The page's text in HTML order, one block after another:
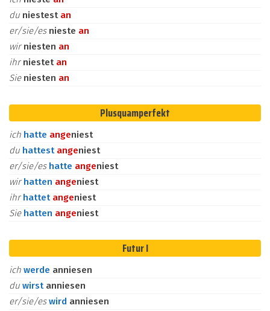
du niestest an
er/sie/es nieste an
wirniesten an
ihrniestet an
Sie niesten an
Plusquamperfekt
ich hatte angeniest
du hattest angeniest
er/sie/es hatte angeniest
wirhatten angeniest
ihrhattet angeniest
Sie hatten angeniest
Futur I
ich werde anniesen
du wirst anniesen
er/sie/eswird anniesen